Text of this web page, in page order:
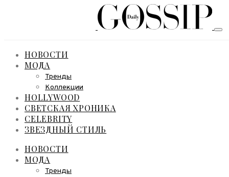
НОВОСТИ
МОДА
Тренды
Коллекции
HOLLYWOOD
СВЕТСКАЯ ХРОНИКА
CELEBRITY
ЗВЕЗДНЫЙ СТИЛЬ
НОВОСТИ
МОДА
Тренды